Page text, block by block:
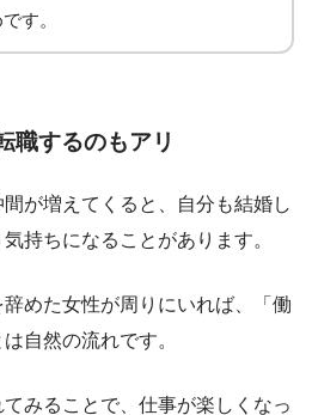
す。
職するのもアリ
が増えてくると、自分も結婚し
持ちになることがあります。
めた女性が周りにいれば、「働
自然の流れです。
みることで、仕事が楽しくなっ